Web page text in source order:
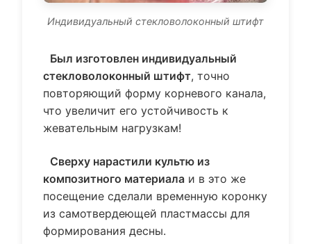
Индивидуальный стекловолоконный штифт
Был изготовлен индивидуальный
стекловолоконный штифт, точно
повторяющий форму корневого канала,
что увеличит его устойчивость к
жевательным нагрузкам!
Сверху нарастили культю из
композитного материала и в это же
посещение сделали временную коронку
из самотвердеющей пластмассы для
формирования десны.